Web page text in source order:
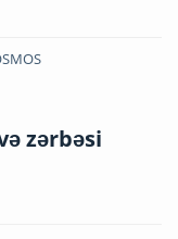
zərbəsi